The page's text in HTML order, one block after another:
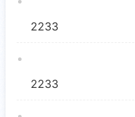
2233
2233